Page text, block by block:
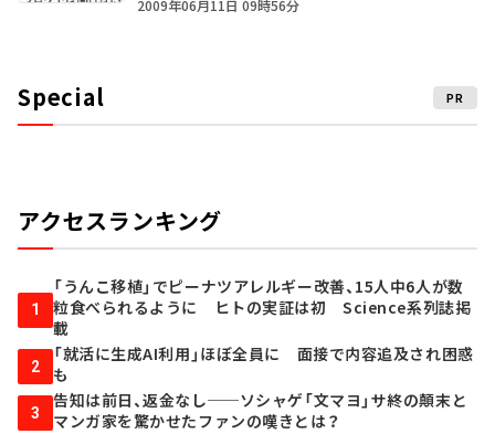
2009年06月11日 09時56分
Special PR
アクセスランキング
1
「うんこ移植」でピーナツアレルギー改善、15人中6人が数
粒食べられるように ヒトの実証は初 Science系列誌掲
載
2
「就活に生成AI利用」ほぼ全員に 面接で内容追及され困惑
も
3
告知は前日、返金なし──ソシャゲ「文マヨ」サ終の顛末と
マンガ家を驚かせたファンの嘆きとは？